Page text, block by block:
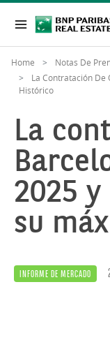
Home
Notas De
La Contratación De
Histórico
La
2025
su
INFORME DE MERCADO